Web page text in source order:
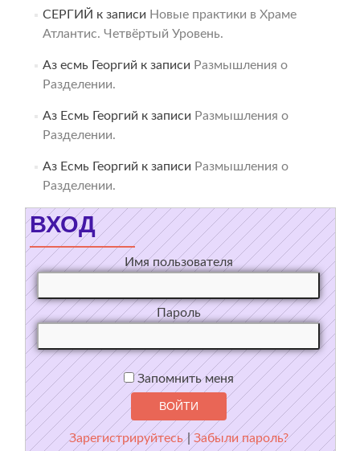
СЕРГИЙ к записи Новые практики в Храме
Атлантис. Четвёртый Уровень.
Аз есмь Георгий к записи Размышления о
Разделении.
Аз Есмь Георгий к записи Размышления о
Разделении.
Аз Есмь Георгий к записи Размышления о
Разделении.
ВХОД
Имя пользователя
Пароль
Запомнить меня
Зарегистрируйтесь |Забыли пароль?